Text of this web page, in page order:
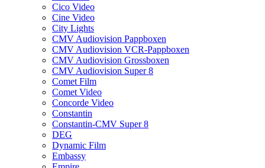
Cico Video
Cine Video
City Lights
CMV Audiovision Pappboxen
CMV Audiovision VCR-Pappboxen
CMV Audiovision Grossboxen
CMV Audiovision Super 8
Comet Film
Comet Video
Concorde Video
Constantin
Constantin-CMV Super 8
DEG
Dynamic Film
Embassy